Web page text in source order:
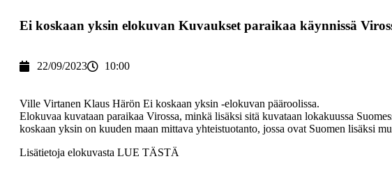
Ei koskaan yksin elokuvan Kuvaukset paraikaa käynnissä
22/09/2023 10:00
Ville Virtanen Klaus Härön Ei koskaan yksin -elokuvan pääroolissa.
Elokuvaa kuvataan paraikaa Virossa, minkä lisäksi sitä kuvataan lokakuussa
koskaan yksin on kuuden maan mittava yhteistuotanto, jossa ovat Suomen lisäksi
Lisätietoja elokuvasta LUE TÄSTÄ